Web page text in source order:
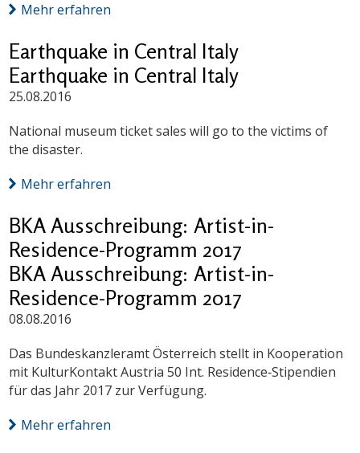
Mehr erfahren
Earthquake in Central Italy
Earthquake in Central Italy
25.08.2016
National museum ticket sales will go to the victims of
the disaster.
Mehr erfahren
BKA Ausschreibung: Artist-in-
Residence-Programm 2017
BKA Ausschreibung: Artist-in-
Residence-Programm 2017
08.08.2016
Das Bundeskanzleramt Österreich stellt in Kooperation
mit KulturKontakt Austria 50 Int. Residence‐Stipendien
für das Jahr 2017 zur Verfügung.
Mehr erfahren